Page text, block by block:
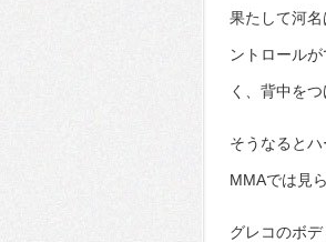
果たして河
ントロール
く、背中を
そうなると
MMAでは見
グレコのボ